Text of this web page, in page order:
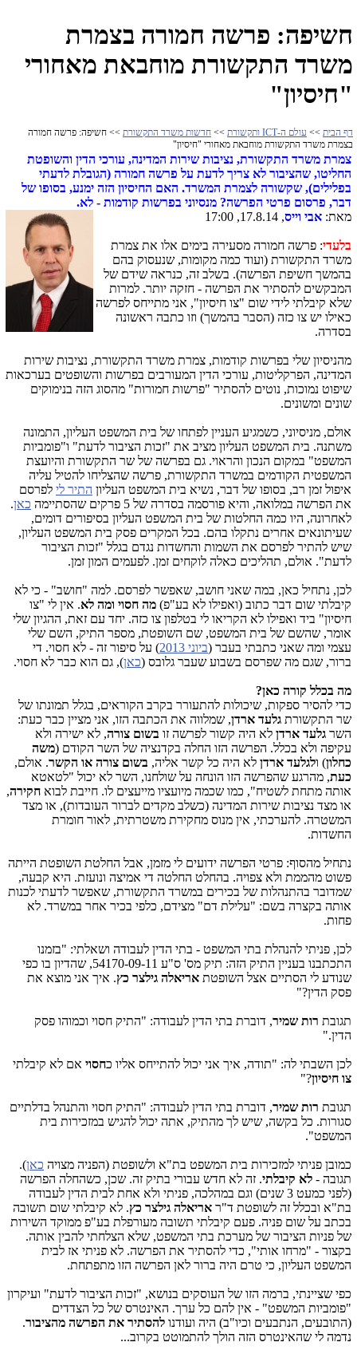
חשיפה: פרשה חמורה בצמרת
משרד התקשורת מוחבאת מאחורי
"חיסיון"
דף הבית >> עולם ה-ICT ותקשורת >> חדשות משרד התקשורת >> חשיפה: פרשה חמורה
בצמרת משרד התקשורת מוחבאת מאחורי "חיסיון"
צמרת משרד התקשורת, נציבות שירות המדינה, עורכי הדין והשופטת
החליטו, שהציבור לא צריך לדעת על פרשה חמורה (הגובלת לדעתי
בפלילים), שקשורה לצמרת המשרד. האם החיסיון הזה ימנע, בסופו של
דבר, פרסום פרטי הפרשה? מנסיוני בפרשות קודמות - לא.
מאת: אבי וייס, 17.8.14, 17:00
בלעדי: פרשה חמורה מסעירה בימים אלו את צמרת
משרד התקשורת (ועוד כמה מקומות, שנעסוק בהם
בהמשך חשיפת הפרשה). בשלב זה, כנראה שידם של
המבקשים להסתיר את הפרשה - חזקה יותר. למרות
שלא קיבלתי לידי שום "צו חיסיון", אני מתייחס לפרשה
כאילו יש צו כזה (הסבר בהמשך) וזו כתבה ראשונה
בסדרה.
מהניסיון שלי בפרשות קודמות, צמרת משרד התקשורת, נציבות שירות
המדינה, הפרקליטות, עורכי הדין המעורבים בפרשות והשופטים בערכאות
שיפוט נמוכות, נוטים להסתיר "פרשות חמורות" מהסוג הזה בנימוקים
שונים ומשונים.
אולם, מניסיוני, כשמגיע העניין לפתחו של בית המשפט העליון, התמונה
משתנה. בית המשפט העליון מציב את "זכות הציבור לדעת" ו"פומביות
המשפט" במקום הנכון והראוי. גם בפרשה של שר התקשורת והיועצת
המשפטית הקודמים במשרד התקשורת, פרשה שהצליחו להטיל עליה
איפול זמן רב, בסופו של דבר, נשיא בית המשפט העליון התיר לי לפרסם
את הפרשה במלואה, והיא פורסמה בסדרה של 5 פרקים שהסתיימה
כאן.
לאחרונה, היו כמה החלטות של בית המשפט העליון בסיפורים דומים,
שעיתונאים אחרים נתקלו בהם. בכל המקרים פסק בית המשפט העליון,
שיש להתיר לפרסם את השמות והחשדות נגדם בגלל "זכות הציבור
לדעת". אולם, תהליכים כאלה לוקחים זמן. לפעמים המון זמן.
לכן, נתחיל כאן, במה שאני חושב, שאפשר לפרסם. למה "חושב" - כי לא
קיבלתי שום דבר כתוב (ואפילו לא בע"פ) מה חסוי ומה לא. אין לי "צו
חיסיון" ביד ואפילו לא הקריאו לי בטלפון צו כזה. יחד עם זאת, ההגיון שלי
אומר, שהשם של בית המשפט, שם השופטת, מספר התיק, השם שלי
עצמי ומה שאני כתבתי בעבר (ביוני 2013
) על סיפור זה - לא חסוי. די
ברור, שגם מה שפרסם בשבוע שעבר גלובס (כאן), גם הוא כבר לא חסוי.
מה בכלל קורה כאן?
כדי להסיר ספקות, שיכולות להתעורר בקרב הקוראים, בגלל תמונתו של
שר התקשורת גלעד ארדן, שמלווה את הכתבה הזו, אני מציין כבר כעת:
השר גלעד ארדן לא היה קשור לפרשה זו בשום צורה, לא ישירה ולא
עקיפה ולא בכלל. הפרשה הזו החלה בקדנציה של השר הקודם (משה
כחלון) ולגלעד ארדן לא היה כל קשר אליה, בשום צורה או הקשר. אולם,
כעת, מהרגע שהפרשה הזו הונחה על שולחנו, השר לא יכול "לטאטא
אותה מתחת לשטיח", כמו שכמה מיועציו מייעצים לו. חייבת לבוא חקירה,
או מצד נציבות שירות המדינה (כשלב מקדים לברור העובדות), או מצד
המשטרה. להערכתי, אין מנוס מחקירת משטרתית, לאור חומרת
החשדות.
נתחיל מהסוף: פרטי הפרשה ידועים לי מזמן, אבל החלטת השופטת הייתה
פשוט מהממת ולא צפויה. בהחלט החלטה די אמיצה ונועזת. היא קבעה,
שמדובר בהתנהלות של בכירים במשרד התקשורת, שאפשר לדעתי לכנות
אותה בקצרה בשם: "עלילת דם" מצידם, כלפי בכיר אחר במשרד. לא
פחות.
לכן, פניתי להנהלת בתי המשפט - בתי הדין לעבודה ושאלתי: "בזמנו
התכתבנו בעניין התיק הזה: תיק מס' ס"ע 54170-09-11, שהדיון בו כפי
שנודע לי הסתיים אצל השופטת אריאלה גילצר כץ. איך אני מוצא את
פסק הדין?"
תגובת רות שמיר, דוברת בתי הדין לעבודה: "התיק חסוי וכמוהו פסק
הדין."
לכן השבתי לה: "תודה, איך אני יכול להתייחס אליו כחסוי אם לא קיבלתי
צו חיסיון?"
תגובת רות שמיר, דוברת בתי הדין לעבודה: "התיק חסוי והתנהל בדלתיים
סגורות. כל בקשה, שיש לך מהתיק, אתה יכול להגיש במזכירות בית
המשפט".
כמובן פניתי למזכירות בית המשפט בת"א ולשופטת (הפניה מצויה כאן).
תגובה - לא קיבלתי. זה לא חדש עבורי בתיק זה. שכן, כשהחלה הפרשה
(לפני כמעט 3 שנים) וגם במהלכה, פניתי ולא אחת לבית הדין לעבודה
בת"א ובכלל זה לשופטת ד"ר אריאלה גילצר כץ. לא קיבלתי שום תשובה
בכתב על שום פניה. פעם קיבלתי תשובה מעורפלת בע"פ ממוקד השירות
של פניות הציבור של מערכת בתי המשפט, שלא הצלחתי להבין אותה.
בקצור - "מרחו אותי", כדי להסתיר את הפרשה. לא פניתי אז לבית
המשפט העליון, כי טרם היה ברור לאן הפרשה הזו מתפתחת.
כפי שציינתי, ברמה הזו של העוסקים בנושא, "זכות הציבור לדעת" ועיקרון
"פומביות המשפט" - אין להם כל ערך. האינטרס של כל הצדדים
(התובעים, הנתבעים וכיו"ב) היה ועודנו להסתיר את הפרשה מהציבור.
נדמה לי שהאינטרס הזה הולך להתמוטט בקרוב...